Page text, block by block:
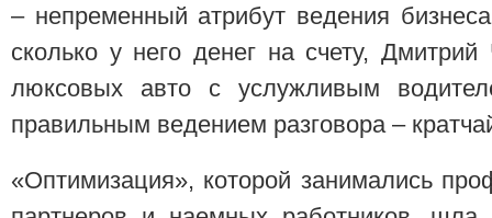
– непременный атрибут ведения
сколько у него денег на счету, Дмитрий
люксовых авто с услужливым
правильным ведением разговора –
«Оптимизация», которой занимались